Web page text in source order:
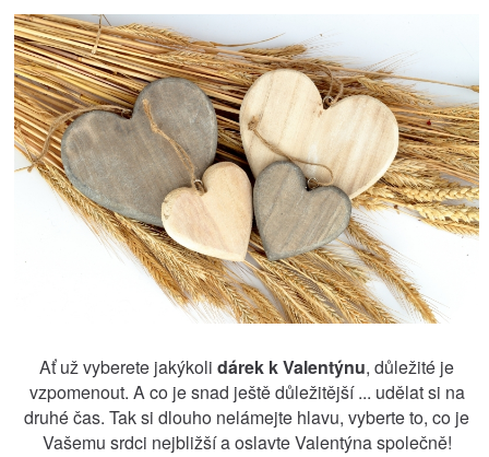
Ať už vyberete jakýkolidárek k Valentýnu, důležité je
vzpomenout. A co je snad ještě důležitější ... udělat si na
druhé čas. Tak si dlouho nelámejte hlavu, vyberte to, co je
Vašemu srdci nejbližší a oslavte Valentýna společně!